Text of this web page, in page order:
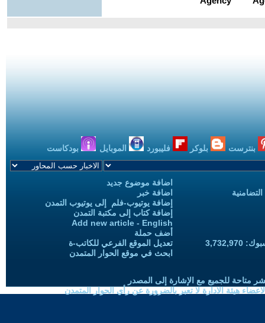
بنترست بلوكر فليبورد الموبايل بودكاست
اضافة موضوع جديد
اضافة خبر
إضافة يوتيوب-فلم إلى يوتيوب التمدن
إضافة كتاب إلى مكتبة التمدن
Add new article - English
أضف حملة
تعديل الموقع الفرعي للكاتب-ة
ابحث في موقع الحوار المتمدن
متاحة للجميع مع الإشارة إلى المصدر
هيئة الادارة لا تعبر بالضرورة عن رأي الحوار المتمدن